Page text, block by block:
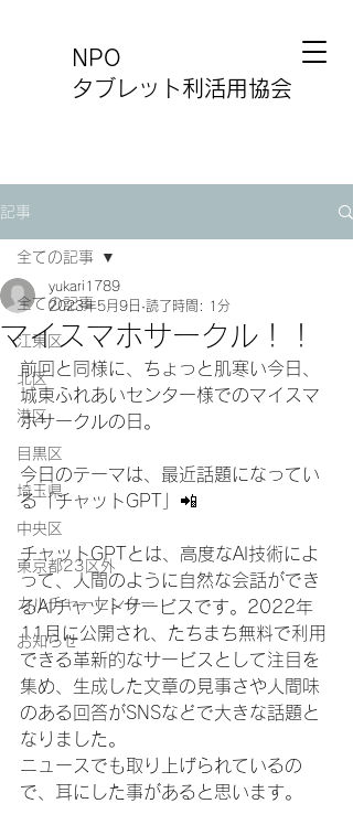
NPO
タブレット利活用協会
記事
全ての記事
江東区
北区
港区
目黒区
埼玉県
中央区
東京都23区外
カルチャーセンター
お知らせ
全ての記事
マイスマホサークル！！
yukari1789
2023年5月9日 読了時間: 1分
前回と同様に、ちょっと肌寒い今日、
城東ふれあいセンター様でのマイスマ
ホサークルの日。
今日のテーマは、最近話題になってい
る「チャットGPT」📲
チャットGPTとは、高度なAI技術によ
って、人間のように自然な会話ができ
るAIチャットサービスです。2022年
11月に公開され、たちまち無料で利用
できる革新的なサービスとして注目を
集め、生成した文章の見事さや人間味
のある回答がSNSなどで大きな話題と
なりました。
ニュースでも取り上げられているの
で、耳にした事があると思います。